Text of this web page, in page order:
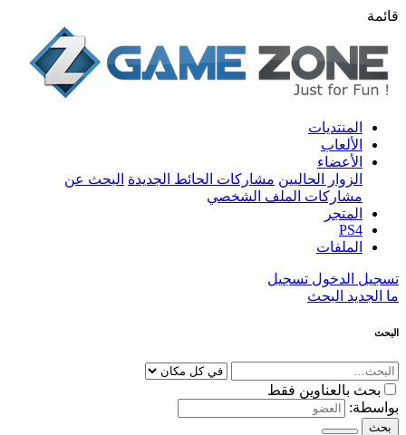
قائمة
المنتديات
الألعاب
الأعضاء
الزوار الحاليين مشاركات الحائط الجديدة البحث عن
مشاركات الملف الشخصي
المتجر
PS4
الملفات
تسجيل الدخول تسجيل
ما الجديد البحث
البحث
بحث بالعناوين فقط
بواسطة:
بحث